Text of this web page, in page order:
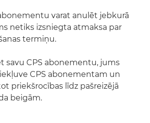
varat anulēt jebkurā
netiks izsniegta atmaksa par
termiņu.
savu CPS abonementu, jums
CPS abonementam un
priekšrocības līdz pašreizējā
beigām.